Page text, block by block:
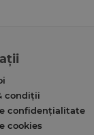
condiții
confidențialitate
cookies